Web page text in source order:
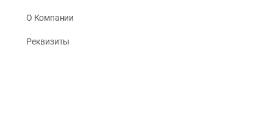
О Компании
Реквизиты